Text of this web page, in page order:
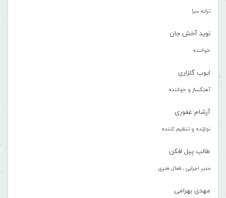
ترانه سرا
نوید آخش جان
خواننده
ایوب گلزاری
آهنگساز و خواننده
آرشام غفوری
نوازنده و تنظیم کننده
طالب پیل افکن
مدیر اجرایی ، فعال هنری
مهدی بهرامی